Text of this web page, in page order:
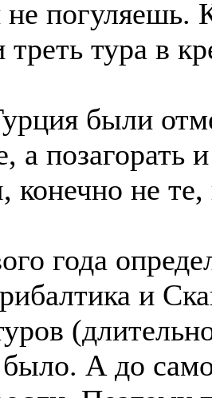
погуляешь.
треть тура в
были
а
не те,
года
и
А до